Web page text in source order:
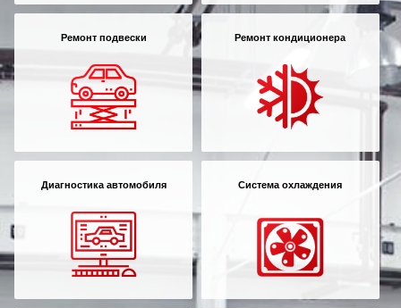
Ремонт подвески Ремонт кондиционера
Диагностика автомобиля Система охлаждения